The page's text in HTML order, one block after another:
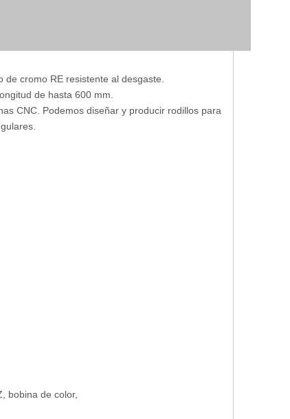
cromo RE resistente al desgaste.
de hasta 600 mm.
CNC. Podemos diseñar y producir rodillos para
bobina de color,